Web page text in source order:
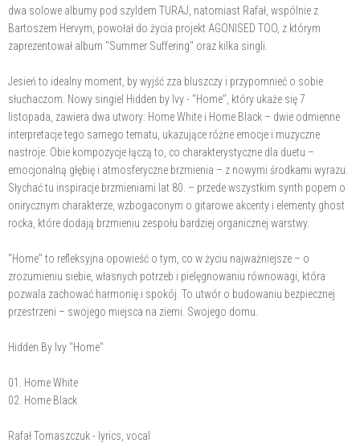
dwa solowe albumy pod szyldem TURAJ, natomiast Rafał, wspólnie z
Bartoszem Hervym, powołał do życia projekt AGONISED TOO, z którym
zaprezentował album "Summer Suffering" oraz kilka singli.
Jesień to idealny moment, by wyjść zza bluszczy i przypomnieć o sobie
słuchaczom. Nowy singiel Hidden by Ivy - "Home", który ukaże się 7
listopada, zawiera dwa utwory: Home White i Home Black – dwie odmienne
interpretacje tego samego tematu, ukazujące różne emocje i muzyczne
nastroje. Obie kompozycje łączą to, co charakterystyczne dla duetu –
emocjonalną głębię i atmosferyczne brzmienia – z nowymi środkami wyrazu.
Słychać tu inspiracje brzmieniami lat 80. – przede wszystkim synth popem o
onirycznym charakterze, wzbogaconym o gitarowe akcenty i elementy ghost
rocka, które dodają brzmieniu zespołu bardziej organicznej warstwy.
"Home" to refleksyjna opowieść o tym, co w życiu najważniejsze – o
zrozumieniu siebie, własnych potrzeb i pielęgnowaniu równowagi, która
pozwala zachować harmonię i spokój. To utwór o budowaniu bezpiecznej
przestrzeni – swojego miejsca na ziemi. Swojego domu.
Hidden By Ivy "Home"
01. Home White
02. Home Black
Rafał Tomaszczuk - lyrics, vocal